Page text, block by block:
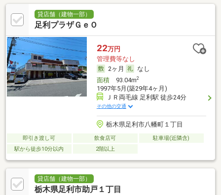
貸店舗（建物一部）
足利プラザＧｅＯ
22万円
管理費等なし
2ヶ月
なし
面積93.04m2
1997年5月(築29年4ヶ月)
ＪＲ両毛線 足利駅 徒歩24分
その他の交通
栃木県足利市八幡町１丁目
即引き渡し可 飲食店可
駐車場(近隣含)
駅から徒歩10分以内
2階以上
貸店舗（建物一部）
栃木県足利市助戸１丁目